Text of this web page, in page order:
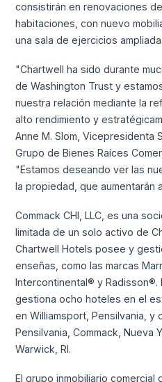
consistirán en renovaciones
habitaciones, con nuevo
una sala de ejercicios ampliada.
"Chartwell ha sido durante
de Washington Trust y
nuestra relación mediante la
alto rendimiento y
Anne M. Slom, Vicepresidenta
Grupo de Bienes Raíces
"Estamos deseando ver las
la propiedad, que aumentarán
Commack CHI, LLC, es una
limitada de un solo activo de
Chartwell Hotels posee y
enseñas, como las marcas
Intercontinental® y Radisson®.
gestiona ocho hoteles en el
en Williamsport, Pensilvania, y
Pensilvania, Commack, Nueva
Warwick, RI.
El grupo inmobiliario